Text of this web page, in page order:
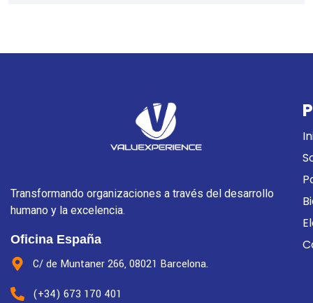
Transformando organizaciones a través del desarrollo
humano y la excelencia.
Oficina España
C/ de Muntaner 266, 08021 Barcelona.
(+34) 673 170 401